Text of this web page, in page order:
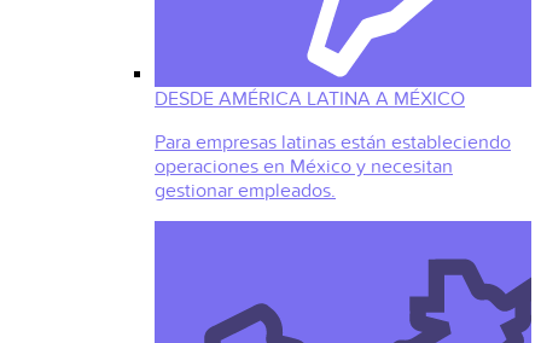
DESDE AMÉRICA LATINA A MÉXICO
Para empresas latinas están estableciendo
operaciones en México y necesitan
gestionar empleados.